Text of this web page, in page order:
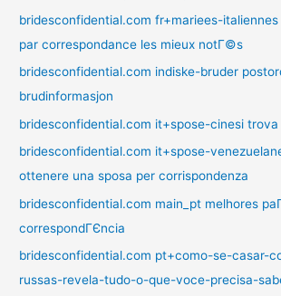
bridesconfidential.com fr+mariees-
par correspondance les mieux notГ©s
bridesconfidential.com indiske-bruder
brudinformasjon
bridesconfidential.com it+spose-cinesi trova
bridesconfidential.com it+spose-
ottenere una sposa per corrispondenza
bridesconfidential.com main_pt melhores
correspondГЄncia
bridesconfidential.com pt+como-se-casar-
russas-revela-tudo-o-que-voce-precisa-